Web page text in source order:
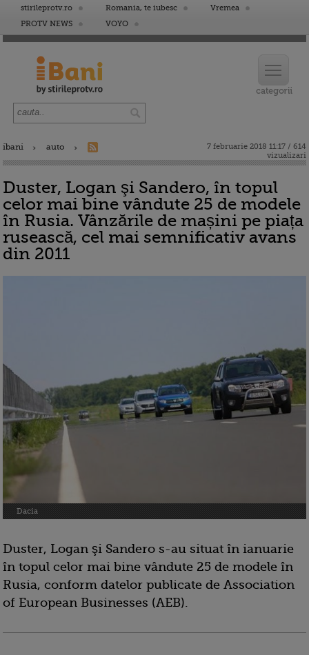
stirileprotv.ro Romania, te iubesc
Vremea
PROTV NEWS
VOYO
ibani auto
7 februarie 2018 11:17 / 614
vizualizari
Duster, Logan şi Sandero, în topul
celor mai bine vândute 25 de modele
în Rusia. Vânzările de mașini pe piața
rusească, cel mai semnificativ avans
din 2011
Dacia
Duster, Logan şi Sandero s-au situat în ianuarie
în topul celor mai bine vândute 25 de modele în
Rusia, conform datelor publicate de Association
of European Businesses (AEB).